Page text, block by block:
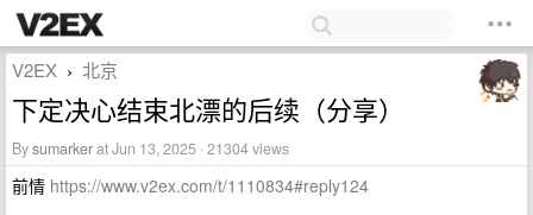
V2EX › 北京
下定决心结束北漂的后续（分享）
Bysumarkerat Jun 13, 2025 · 21304 views
前情 https://www.v2ex.com/t/1110834#reply124